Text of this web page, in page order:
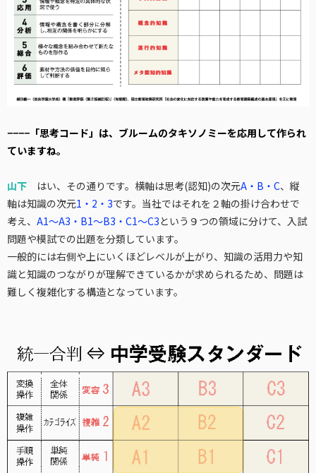
−−−−「思考コード」は、ブルームのタキソノミーを応用して作られ
ていますね。
山下 はい、その通りです。横軸は思考(認知)の次元A・B・C、縦
軸は知識の次元1・2・3です。当社ではそれを２軸の掛け合わせで
考え、 A1〜A3・B1〜B3・C1〜C3という９つの領域に分けて、入試
問題や模試での出題を分類しています。
一般的には右側や上にいくほどレベルが上がり、知識の活用力や知
識と知識のつながりが理解できているかが求められるため、問題は
難しく複雑化する構造となっています。